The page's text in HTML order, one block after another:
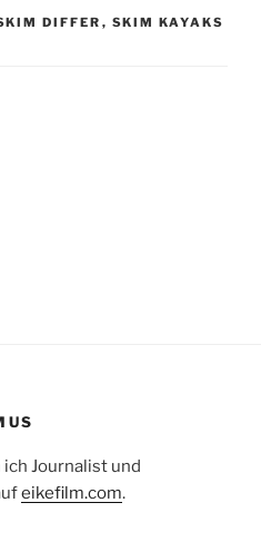
DIFFER , SKIM KAYAKS
Journalist und
eikefilm.com.